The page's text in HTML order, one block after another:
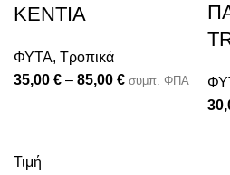
Τιμή
ΚΕΝΤΙΑ
ΦΥΤΑ, Τροπικά
35,00 € – 85,00 € συμπ. ΦΠΑ